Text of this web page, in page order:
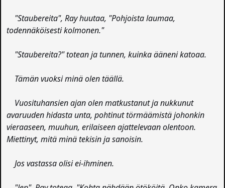
"Staubereita", Ray huutaa, "Pohjoista laumaa,
todennäköisesti kolmonen."
"Staubereita?" totean ja tunnen, kuinka ääneni katoaa.
Tämän vuoksi minä olen täällä.
Vuosituhansien ajan olen matkustanut ja nukkunut
avaruuden hidasta unta, pohtinut törmäämistä johonkin
vieraaseen, muuhun, erilaiseen ajattelevaan olentoon.
Miettinyt, mitä minä tekisin ja sanoisin.
Jos vastassa olisi ei-ihminen.